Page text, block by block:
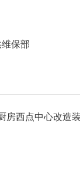
保部
房西点中心改造